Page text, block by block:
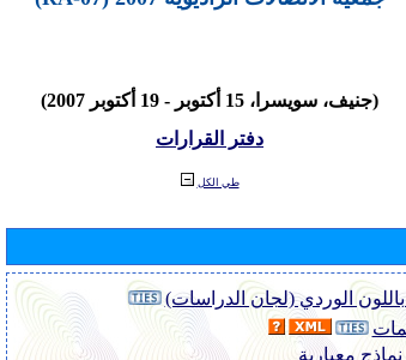
(جنيف، سويسرا، 15 أكتوبر - 19 أكتوبر 2007)
دفتر القرارات
طي الكل
باللون الوردي (لجان الدراسات)
نماذج معيارية